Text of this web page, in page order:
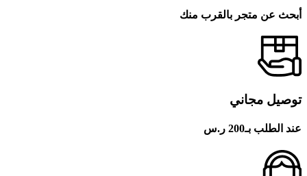
أبحث عن متجر بالقرب منك
توصيل مجاني
عند الطلب بـ200 ر.س